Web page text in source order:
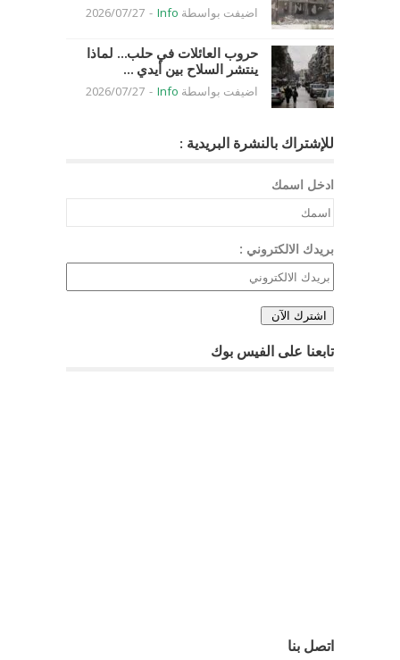
اضيفت بواسطة Info
-
2026/07/27
حروب العائلات في حلب… لماذا
ينتشر السلاح بين أيدي ...
اضيفت بواسطة Info
-
2026/07/27
للإشتراك بالنشرة البريدية :
ادخل اسمك
بريدك الالكتروني :
تابعنا على الفيس بوك
اتصل بنا